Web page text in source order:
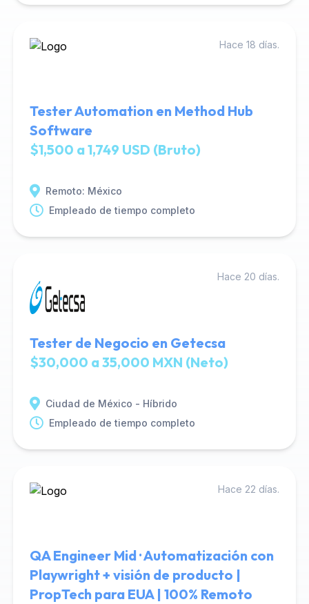
Hace 18 días.
Tester Automation en Method Hub
Software
$1,500 a 1,749 USD (Bruto)
Remoto: México
Empleado de tiempo completo
Hace 20 días.
Tester de Negocio en Getecsa
$30,000 a 35,000 MXN (Neto)
Ciudad de México - Híbrido
Empleado de tiempo completo
Hace 22 días.
QA Engineer Mid · Automatización con
Playwright + visión de producto |
PropTech para EUA | 100% Remoto